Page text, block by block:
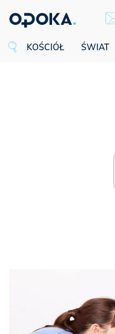
KOŚCIÓŁ ŚWIAT